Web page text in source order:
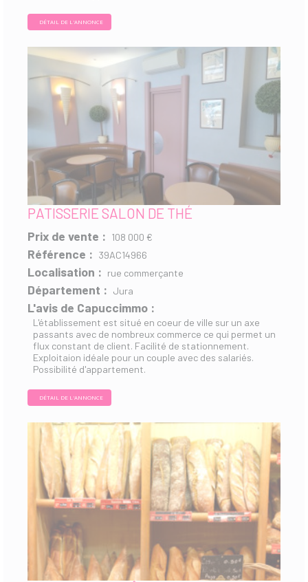
DÉTAIL DE L'ANNONCE
PATISSERIE SALON DE THÉ
Prix de vente : 108 000 €
Référence : 39AC14966
Localisation : rue commerçante
Département : Jura
L'avis de Capuccimmo :
L'établissement est situé en coeur de ville sur un axe
passants avec de nombreux commerce ce qui permet un
flux constant de client. Facilité de stationnement.
Exploitaion idéale pour un couple avec des salariés.
Possibilité d'appartement.
DÉTAIL DE L'ANNONCE